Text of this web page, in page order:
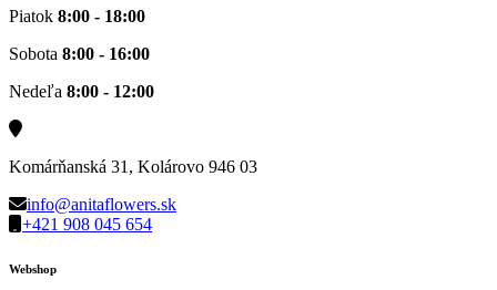
Piatok 8:00 - 18:00
Sobota 8:00 - 16:00
Nedeľa 8:00 - 12:00
Komárňanská 31, Kolárovo 946 03
info@anitaflowers.sk
+421 908 045 654
Webshop